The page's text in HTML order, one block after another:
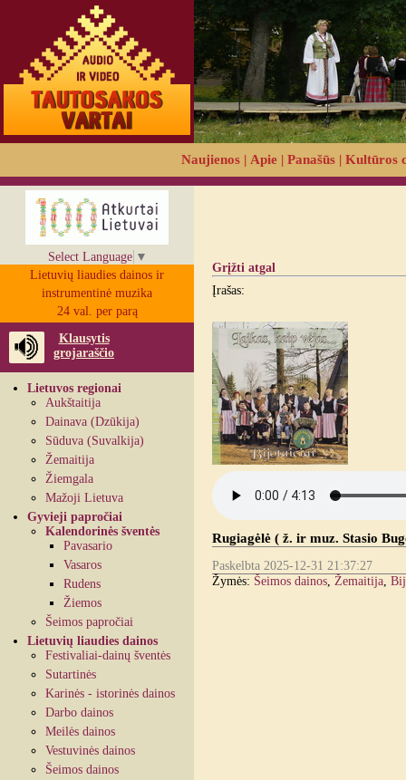
Naujienos | Apie | Panašūs | Kultūros
Select Language ▼
Lietuvių liaudies dainos ir
instrumentinė muzika
24 val. per parą
Klausytis
grojaraščio
Lietuvos regionai
Aukštaitija
Dainava (Dzūkija)
Sūduva (Suvalkija)
Žemaitija
Žiemgala
Mažoji Lietuva
Gyvieji papročiai
Kalendorinės šventės
Pavasario
Vasaros
Rudens
Žiemos
Šeimos papročiai
Lietuvių liaudies dainos
Festivaliai-dainų šventės
Sutartinės
Karinės - istorinės dainos
Darbo dainos
Meilės dainos
Vestuvinės dainos
Šeimos dainos
Grįžti atgal
Įrašas:
Rugiagėlė ( ž. ir muz. Stasio
Paskelbta 2025-12-31 21:37:27
Žymės: Šeimos dainos Žemaitija